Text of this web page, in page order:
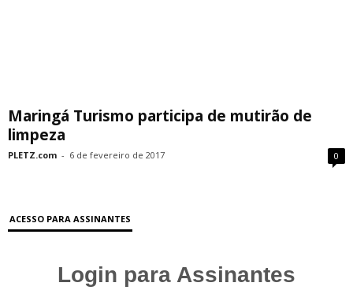
Maringá Turismo participa de mutirão de
limpeza
PLETZ.com - 6 de fevereiro de 2017 0
ACESSO PARA ASSINANTES
Login para Assinantes